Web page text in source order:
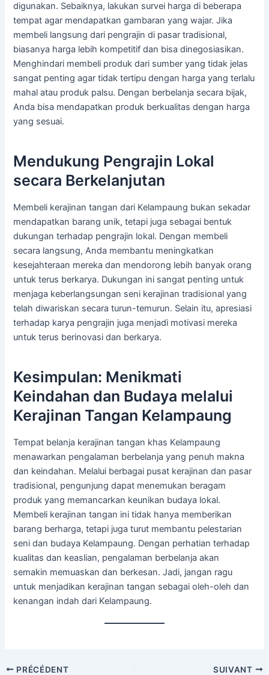
digunakan. Sebaiknya, lakukan survei harga di beberapa
tempat agar mendapatkan gambaran yang wajar. Jika
membeli langsung dari pengrajin di pasar tradisional,
biasanya harga lebih kompetitif dan bisa dinegosiasikan.
Menghindari membeli produk dari sumber yang tidak jelas
sangat penting agar tidak tertipu dengan harga yang terlalu
mahal atau produk palsu. Dengan berbelanja secara bijak,
Anda bisa mendapatkan produk berkualitas dengan harga
yang sesuai.
Mendukung Pengrajin Lokal
secara Berkelanjutan
Membeli kerajinan tangan dari Kelampaung bukan sekadar
mendapatkan barang unik, tetapi juga sebagai bentuk
dukungan terhadap pengrajin lokal. Dengan membeli
secara langsung, Anda membantu meningkatkan
kesejahteraan mereka dan mendorong lebih banyak orang
untuk terus berkarya. Dukungan ini sangat penting untuk
menjaga keberlangsungan seni kerajinan tradisional yang
telah diwariskan secara turun-temurun. Selain itu, apresiasi
terhadap karya pengrajin juga menjadi motivasi mereka
untuk terus berinovasi dan berkarya.
Kesimpulan: Menikmati
Keindahan dan Budaya melalui
Kerajinan Tangan Kelampaung
Tempat belanja kerajinan tangan khas Kelampaung
menawarkan pengalaman berbelanja yang penuh makna
dan keindahan. Melalui berbagai pusat kerajinan dan pasar
tradisional, pengunjung dapat menemukan beragam
produk yang memancarkan keunikan budaya lokal.
Membeli kerajinan tangan ini tidak hanya memberikan
barang berharga, tetapi juga turut membantu pelestarian
seni dan budaya Kelampaung. Dengan perhatian terhadap
kualitas dan keaslian, pengalaman berbelanja akan
semakin memuaskan dan berkesan. Jadi, jangan ragu
untuk menjadikan kerajinan tangan sebagai oleh-oleh dan
kenangan indah dari Kelampaung.
Navigation
PRÉCÉDENT SUIVANT